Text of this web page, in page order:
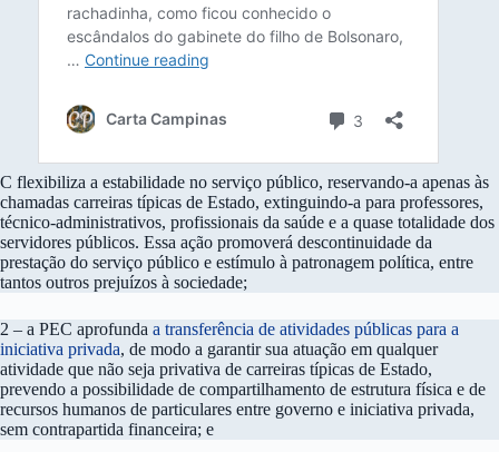
C flexibiliza a estabilidade no serviço público, reservando-a apenas às
chamadas carreiras típicas de Estado, extinguindo-a para professores,
técnico-administrativos, profissionais da saúde e a quase totalidade dos
servidores públicos. Essa ação promoverá descontinuidade da
prestação do serviço público e estímulo à patronagem política, entre
tantos outros prejuízos à sociedade;
2 – a PEC aprofunda a transferência de atividades públicas para a
iniciativa privada, de modo a garantir sua atuação em qualquer
atividade que não seja privativa de carreiras típicas de Estado,
prevendo a possibilidade de compartilhamento de estrutura física e de
recursos humanos de particulares entre governo e iniciativa privada,
sem contrapartida financeira; e